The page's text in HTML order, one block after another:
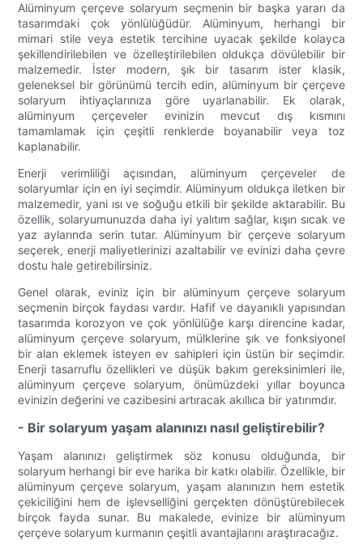
Alüminyum çerçeve solaryum seçmenin bir başka yararı da
tasarımdaki çok yönlülüğüdür. Alüminyum, herhangi bir
mimari stile veya estetik tercihine uyacak şekilde kolayca
şekillendirilebilen ve özelleştirilebilen oldukça dövülebilir bir
malzemedir. İster modern, şık bir tasarım ister klasik,
geleneksel bir görünümü tercih edin, alüminyum bir çerçeve
solaryum ihtiyaçlarınıza göre uyarlanabilir. Ek olarak,
alüminyum çerçeveler evinizin mevcut dış kısmını
tamamlamak için çeşitli renklerde boyanabilir veya toz
kaplanabilir.
Enerji verimliliği açısından, alüminyum çerçeveler de
solaryumlar için en iyi seçimdir. Alüminyum oldukça iletken bir
malzemedir, yani ısı ve soğuğu etkili bir şekilde aktarabilir. Bu
özellik, solaryumunuzda daha iyi yalıtım sağlar, kışın sıcak ve
yaz aylarında serin tutar. Alüminyum bir çerçeve solaryum
seçerek, enerji maliyetlerinizi azaltabilir ve evinizi daha çevre
dostu hale getirebilirsiniz.
Genel olarak, eviniz için bir alüminyum çerçeve solaryum
seçmenin birçok faydası vardır. Hafif ve dayanıklı yapısından
tasarımda korozyon ve çok yönlülüğe karşı direncine kadar,
alüminyum çerçeve solaryum, mülklerine şık ve fonksiyonel
bir alan eklemek isteyen ev sahipleri için üstün bir seçimdir.
Enerji tasarruflu özellikleri ve düşük bakım gereksinimleri ile,
alüminyum çerçeve solaryum, önümüzdeki yıllar boyunca
evinizin değerini ve cazibesini artıracak akıllıca bir yatırımdır.
- Bir solaryum yaşam alanınızı nasıl geliştirebilir?
Yaşam alanınızı geliştirmek söz konusu olduğunda, bir
solaryum herhangi bir eve harika bir katkı olabilir. Özellikle, bir
alüminyum çerçeve solaryum, yaşam alanınızın hem estetik
çekiciliğini hem de işlevselliğini gerçekten dönüştürebilecek
birçok fayda sunar. Bu makalede, evinize bir alüminyum
çerçeve solaryum kurmanın çeşitli avantajlarını araştıracağız.